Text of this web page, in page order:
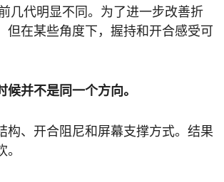
几代明显不同。为了进一步改善折
但在某些角度下，握持和开合感受可
并不是同一个方向。
构、开合阻尼和屏幕支撑方式。结果